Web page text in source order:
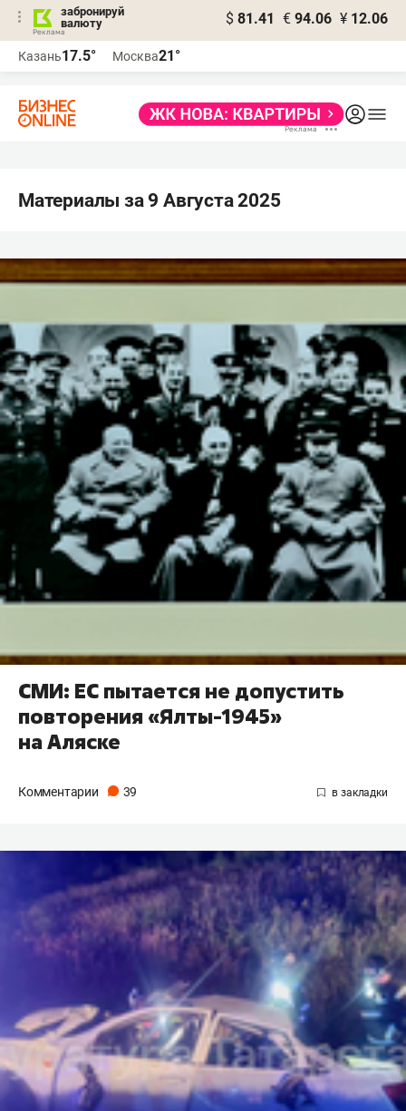
забронируй
валюту
$ 81.41 € 94.06 ¥ 12.06
Казань17.5° Москва21°
Материалы за 9 Августа 2025
СМИ: ЕС пытается не допустить
повторения «Ялты-1945»
на Аляске
Комментарии 39